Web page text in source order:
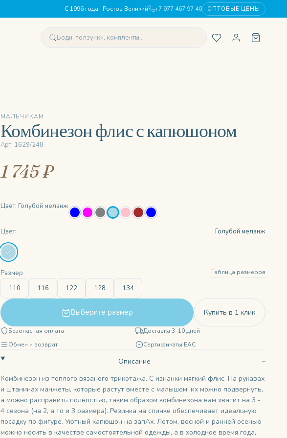
С 1996 года · Ростов Великий +7 977 467 97 40 ОПТОВЫЕ ЦЕНЫ
МАЛЬЧИКАМ
Комбинезон флис с капюшоном
Арт. 1629/248
1 745 ₽
Цвет: Голубой меланж
Цвет: Голубой меланж
Размер Таблица размеров
110 116 122 128 134
Выберите размер Купить в 1 клик
Безопасная оплата
Доставка 3–10 дней
Обмен и возврат
Сертификаты ЕАС
Описание
Комбинезон из теплого вязаного трикотажа. С изнанки мягкий флис. На рукавах
и штанинах манжеты, которые растут вместе с малышом, их можно подвернуть,
а можно расправить полностью, таким образом комбинезона вам хватит на 3 -
4 сезона (на 2, а то и 3 размера). Резинка на спинке обеспечивает идеальную
посадку по фигуре. Уютный капюшон на запАх. Летом, весной и ранней осенью
можно носить в качестве самостоятельной одежды, а в холодное время года,